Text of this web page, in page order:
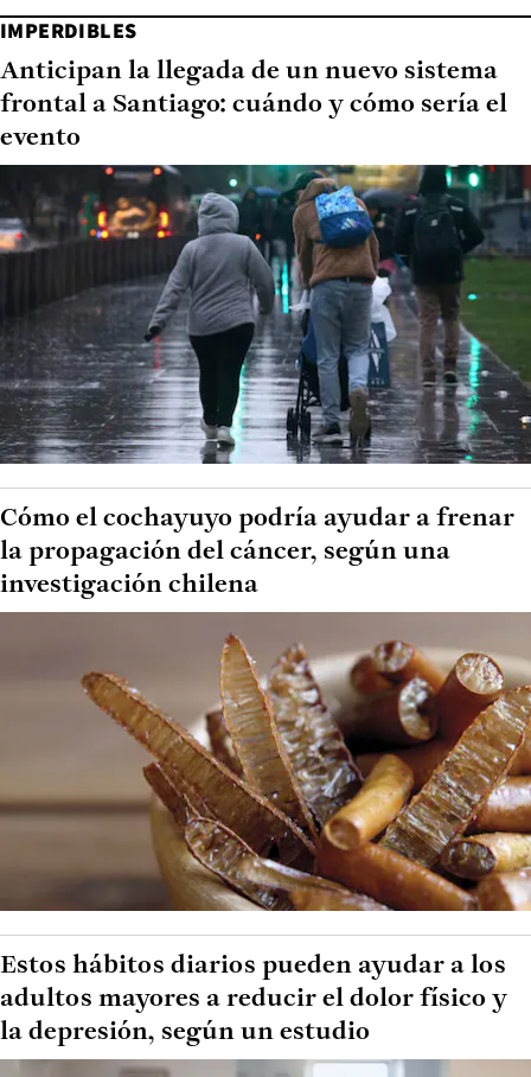
IMPERDIBLES
Anticipan la llegada de un nuevo sistema
frontal a Santiago: cuándo y cómo sería el
evento
Cómo el cochayuyo podría ayudar a frenar
la propagación del cáncer, según una
investigación chilena
Estos hábitos diarios pueden ayudar a los
adultos mayores a reducir el dolor físico y
la depresión, según un estudio